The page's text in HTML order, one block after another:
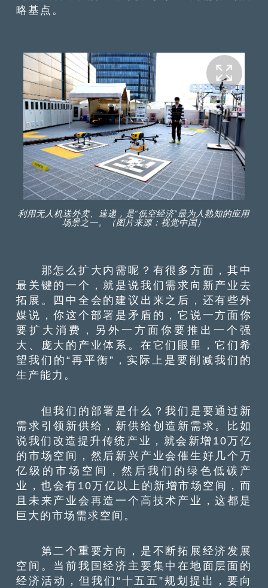
略基点。
利用无人机送外卖、速递，是“低空经济”最为人熟知的应用
场景之一。（图片来源：视觉中国）
那怎么扩大内需呢？有很多方面，其中
最关键的一个，就是说我们需求向新产业去
拓展。四中全会的建议出来之后，还有些外
媒说，你这个部署是矛盾的，它说一方面你
要扩大消费，另外一方面你要推出一个强
大、庞大的产业体系。在它们眼里，它们希
望我们的“再平衡”，实际上是要削减我们的
生产能力。
但我们的部署是什么？我们是要通过新
需求引领新供给，新供给创造新需求。比如
说我们改造提升传统产业，就会新增10万亿
的市场空间，然后新兴产业会催生好几个万
亿级的市场空间，然后我们的绿色低碳产
业，也会有10万亿以上的新增市场空间，而
且未来产业会再造一个高技术产业，这都是
巨大的市场需求空间。
第二个重要方向，是不断拓展经济发展
空间。当前我国经济主要集中在地面层面的
经济活动，但我们“十五五”规划提出，要向